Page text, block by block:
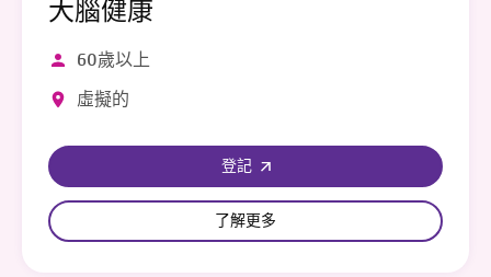
大腦健康
60歲以上
虛擬的
登記
了解更多